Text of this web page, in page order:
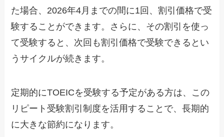
た場合、2026年4月までの間に1回、割引価格で受
験することができます。さらに、その割引を使っ
て受験すると、次回も割引価格で受験できるとい
うサイクルが続きます。
定期的にTOEICを受験する予定がある方は、この
リピート受験割引制度を活用することで、長期的
に大きな節約になります。